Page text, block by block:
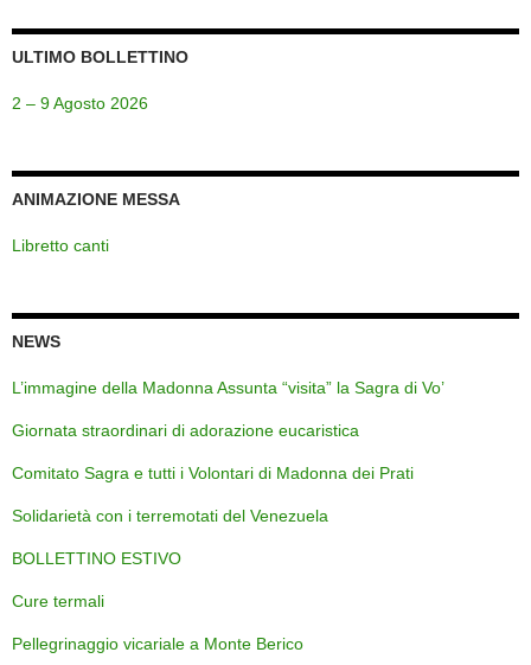
ULTIMO BOLLETTINO
2 – 9 Agosto 2026
ANIMAZIONE MESSA
Libretto canti
NEWS
L’immagine della Madonna Assunta “visita” la Sagra di Vo’
Giornata straordinari di adorazione eucaristica
Comitato Sagra e tutti i Volontari di Madonna dei Prati
Solidarietà con i terremotati del Venezuela
BOLLETTINO ESTIVO
Cure termali
Pellegrinaggio vicariale a Monte Berico